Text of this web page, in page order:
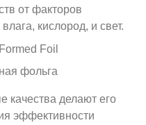
от факторов
кислород, и свет.
фольга
качества делают его
эффективности